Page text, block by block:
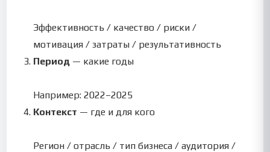
Эффективность / качество / риски /
мотивация / затраты / результативность
Период — какие годы
Например: 2022–2025
Контекст — где и для кого
Регион / отрасль / тип бизнеса / аудитория /